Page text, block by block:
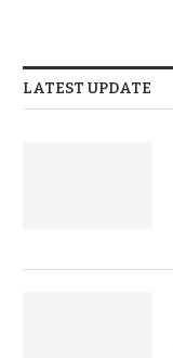
LATEST UPDATE